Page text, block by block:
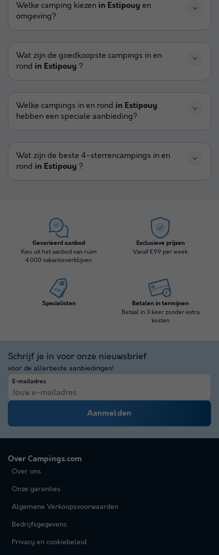
Welke camping kiezen in Estipouy en
omgeving?
Wat zijn de goedkoopste campings in en
rond in Estipouy ?
Welke campings in en rond in Estipouy
hebben een speciale aanbieding?
Wat zijn de beste 4-sterrencampings in en
rond in Estipouy ?
Gevarieerd aanbod
Kies uit het aanbod van ruim
4.000 vakantieverblijven
Exclusieve prijzen
Vanaf €99 per week
Specialisten Betalen in termijnen
Betaal in 3 keer zonder extra
kosten
Schrijf je in voor onze nieuwsbrief
voor de allerbeste aanbiedingen!
E-mailadres
Aanmelden
Over Campings.com
Over ons
Onze garanties
Algemene Verkoopsvoorwaarden
Bedrijfsgegevens
Privacy en cookiebeleid